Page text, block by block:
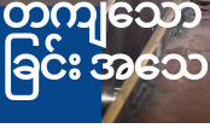
တိကျသေ
ခြင်း အသ